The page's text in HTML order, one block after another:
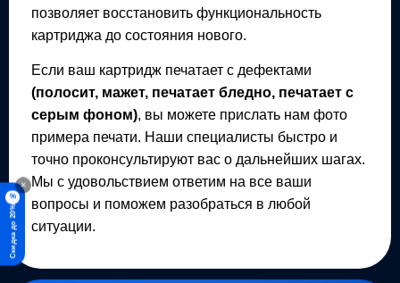
×
%
Скидка до 20%
позволяет восстановить функциональность
картриджа до состояния нового.
Если ваш картридж печатает с дефектами
(полосит, мажет, печатает бледно, печатает с
серым фоном), вы можете прислать нам фото
примера печати. Наши специалисты быстро и
точно проконсультируют вас о дальнейших шагах.
Мы с удовольствием ответим на все ваши
вопросы и поможем разобраться в любой
ситуации.